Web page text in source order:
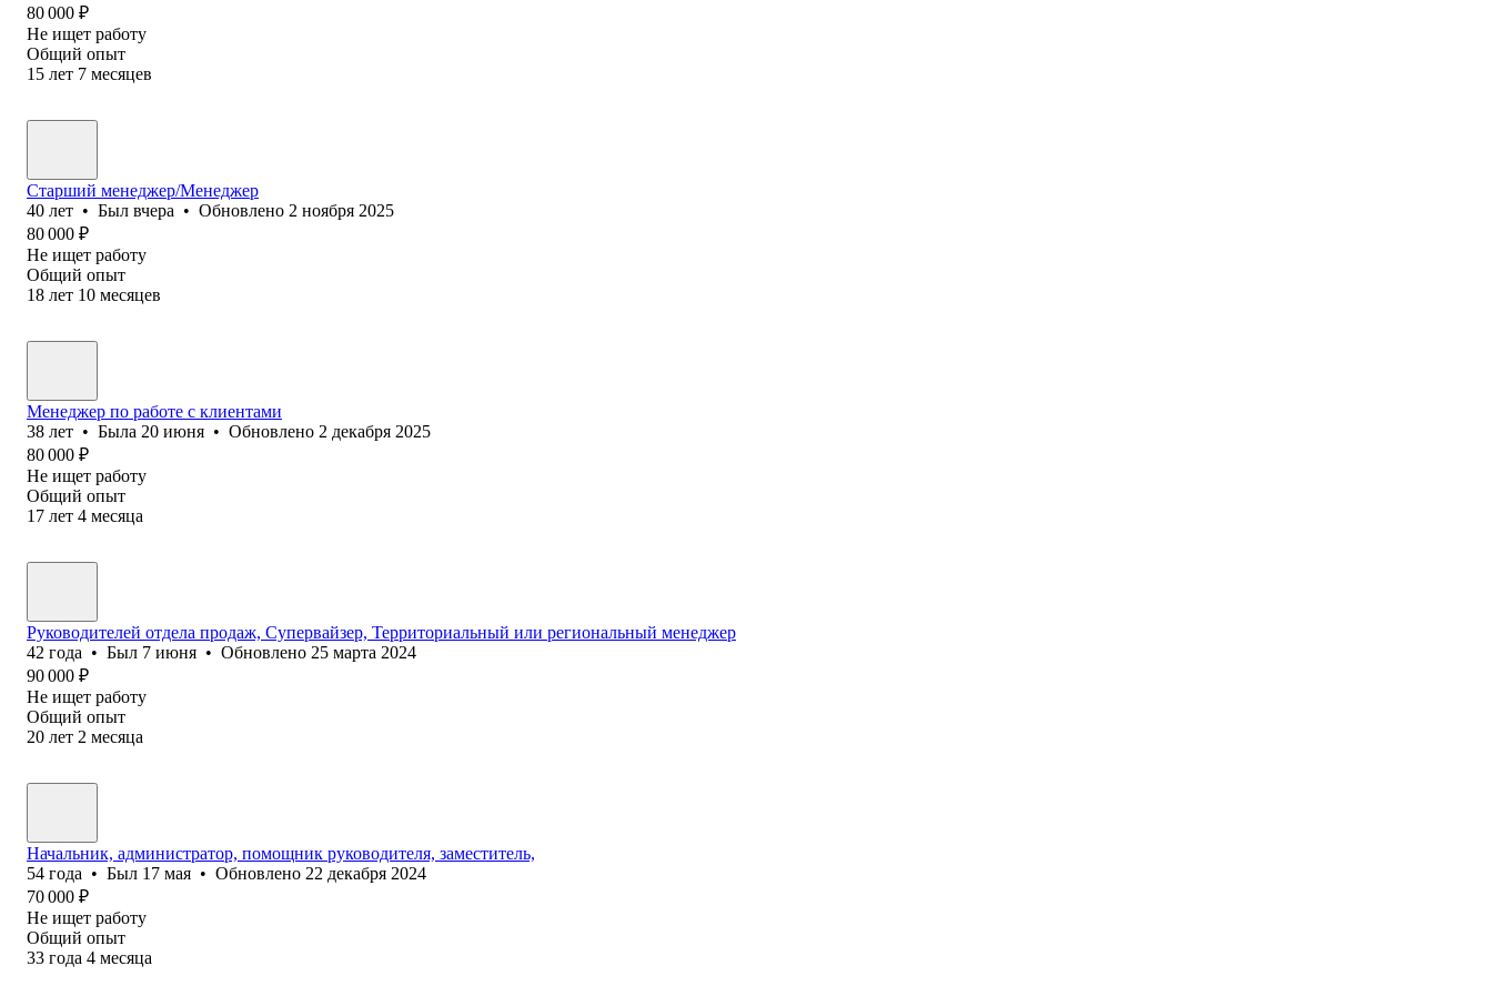
80 000 ₽
Не ищет работу
Общий опыт
15 лет 7 месяцев
Старший менеджер/Менеджер
40 лет • Был вчера • Обновлено 2 ноября 2025
80 000 ₽
Не ищет работу
Общий опыт
18 лет 10 месяцев
Менеджер по работе с клиентами
38 лет • Была 20 июня • Обновлено 2 декабря 2025
80 000 ₽
Не ищет работу
Общий опыт
17 лет 4 месяца
Руководителей отдела продаж, Супервайзер, Территориальный или региональный менеджер
42 года • Был 7 июня • Обновлено 25 марта 2024
90 000 ₽
Не ищет работу
Общий опыт
20 лет 2 месяца
Начальник, администратор, помощник руководителя, заместитель,
54 года • Был 17 мая • Обновлено 22 декабря 2024
70 000 ₽
Не ищет работу
Общий опыт
33 года 4 месяца